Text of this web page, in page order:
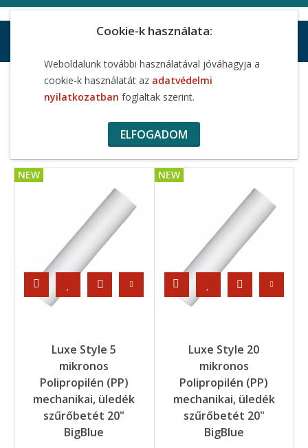
Cookie-k használata:
Weboldalunk további használatával jóváhagyja a
cookie-k használatát az adatvédelmi
nyilatkozatban foglaltak szerint.
ELFOGADOM
Új termékek
ÚJ TERMÉKEK
Luxe Style 5
mikronos
Polipropilén (PP)
mechanikai, üledék
szűrőbetét 20"
BigBlue
NEW
Luxe Style 20
mikronos
Polipropilén (PP)
mechanikai, üledék
szűrőbetét 20"
BigBlue
NEW